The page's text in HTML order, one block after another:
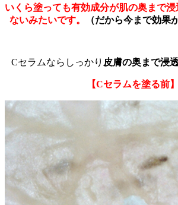
いくら塗っても有効成分が肌の奥まで
ないみたいです。
（だから今まで効果
Cセラムならしっかり 皮膚の奥まで浸
【Cセラムを塗る前】